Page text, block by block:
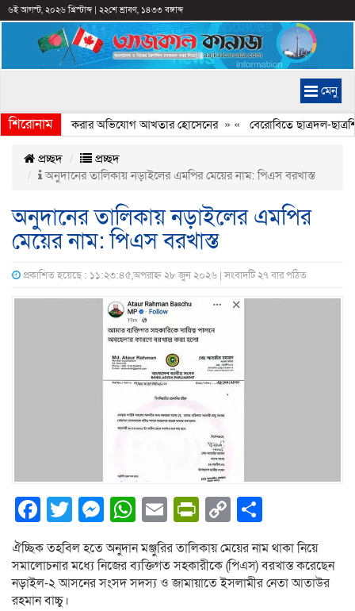
৬ই আগস্ট, ২০২৬ খ্রিস্টাব্দ| ২২শে শ্রাবণ, ১৪৩৩ বঙ্গাব্দ
মেনু
শিরোনাম
ইতিহাস বিকৃত করার অভিযোগ আখতার হোসেনের» « বেরোবিতে ছাত্রদল-
প্রচ্ছদ
প্রচ্ছদ
অনুদানের তালিকায় নড়াইলের এমপির মেয়ের নাম: পিএস বরখাস্ত
অনুদানের তালিকায় নড়াইলের এমপির
মেয়ের নাম: পিএস বরখাস্ত
প্রকাশিত হয়েছে : ১১:২৩:৪৫,অপরাহ্ন ২৮ জুন ২০২৬ | সংবাদটি ২৭ বার পঠিত
Facebook
Twitter
Messenger
WhatsApp
EmailPrintFriendly
Copy
Link
ঐচ্ছিক তহবিল হতে অনুদান মঞ্জুরির তালিকায় মেয়ের নাম থাকা নিয়ে
সমালোচনার মধ্যে নিজের ব্যক্তিগত সহকারীকে (পিএস) বরখাস্ত করেছেন
নড়াইল-২ আসনের সংসদ সদস্য ও জামায়াতে ইসলামীর নেতা আতাউর
রহমান বাচ্চু।